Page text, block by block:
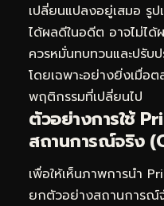
เปลี่ยนแปลงอยู่เสมอ รู
ได้ผลดีในอดีต อาจไม่ไ
ควรหมั่นทบทวนและปรับ
โดยเฉพาะอย่างยิ่งเมื่อ
พฤติกรรมที่เปลี่ยนไป
ตัวอย่างการใช้
สถานการณ์จริง
เพื่อให้เห็นภาพการนำ
ยกตัวอย่างสถานการ